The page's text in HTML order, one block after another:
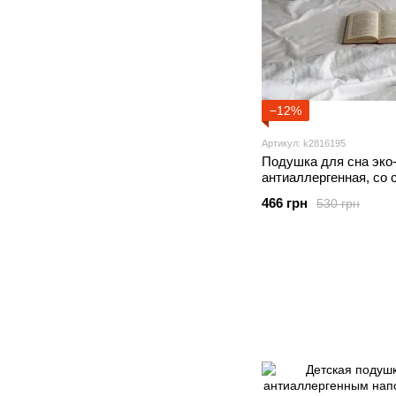
−12%
Артикул: k2816195
Подушка для сна
антиаллергенная,
530 грн
466 грн